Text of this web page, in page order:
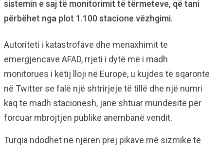
sistemin e saj të monitorimit të tërmeteve, që tani
përbëhet nga plot 1.100 stacione vëzhgimi.
Autoriteti i katastrofave dhe menaxhimit te
emergjencave AFAD, rrjeti i dytë më i madh
monitorues i këtij lloji në Europë, u kujdes të sqaronte
në Twitter se falë një shtrirjeje të tillë dhe një numri
kaq të madh stacionesh, janë shtuar mundësitë për
forcuar mbrojtjen publike anembanë vendit.
Turqia ndodhet në njërën prej pikave më sizmike të